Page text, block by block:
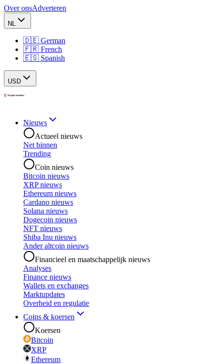
Over onsAdverteren
NL
🇩🇪 German
🇫🇷 French
🇪🇸 Spanish
USD
Nieuws
Actueel nieuws
Net binnen
Trending
Coin nieuws
Bitcoin nieuws
XRP nieuws
Ethereum nieuws
Cardano nieuws
Solana nieuws
Dogecoin nieuws
NFT nieuws
Shiba Inu nieuws
Ander altcoin nieuws
Financieel en maatschappelijk nieuws
Analyses
Finance nieuws
Wallets en exchanges
Marktupdates
Overheid en regulatie
Coins & koersen
Koersen
Bitcoin
XRP
Ethereum